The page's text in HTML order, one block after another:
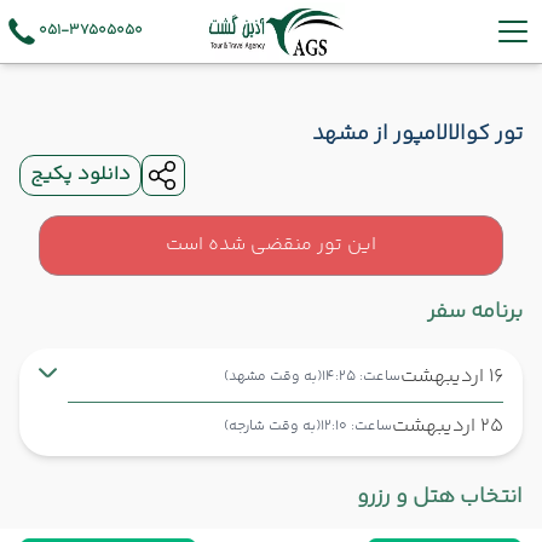
051-37505050
تور کوالالامپور از مشهد
دانلود پکیج
این تور منقضی شده است
برنامه سفر
16 اردیبهشت ساعت: 14:25 (به وقت مشهد)
25 اردیبهشت ساعت: 12:10 (به وقت شارجه)
شروع سفر مشهد ,
انتخاب هتل و رزرو